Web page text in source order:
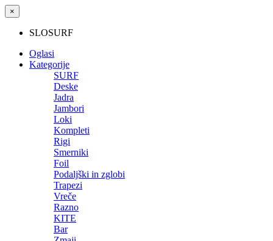
×
SLOSURF
Oglasi
Kategorije
SURF
Deske
Jadra
Jambori
Loki
Kompleti
Rigi
Smerniki
Foil
Podaljški in zglobi
Trapezi
Vreče
Razno
KITE
Bar